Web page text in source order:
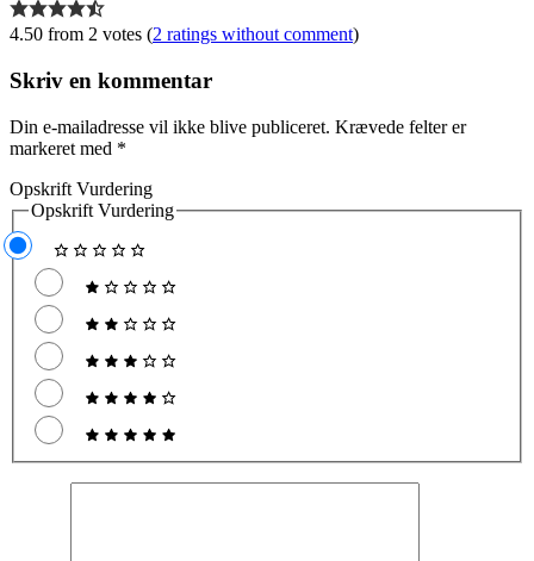
4.50 from 2 votes (2 ratings without comment)
Skriv en kommentar
Din e-mailadresse vil ikke blive publiceret. Krævede felter er
markeret med *
Opskrift Vurdering
Opskrift Vurdering